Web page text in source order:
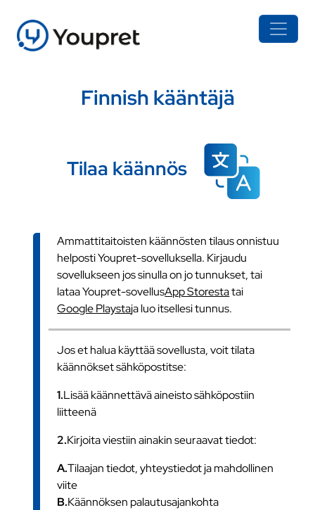
Finnish kääntäjä
Tilaa käännös
Ammattitaitoisten käännösten tilaus onnistuu
helposti Youpret-sovelluksella. Kirjaudu
sovellukseen jos sinulla on jo tunnukset, tai
lataa Youpret-sovellusApp Storestatai
Google Playstaja luo itsellesi tunnus.
Jos et halua käyttää sovellusta, voit tilata
käännökset sähköpostitse:
1.Lisää käännettävä aineisto sähköpostiin
liitteenä
2.Kirjoita viestiin ainakin seuraavat tiedot:
A.Tilaajan tiedot, yhteystiedot ja mahdollinen
viite
B.Käännöksen palautusajankohta